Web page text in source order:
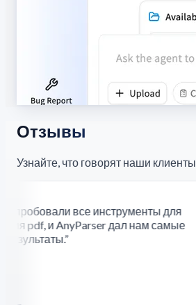
Отзывы
Узнайте, что говорят наши клиенты
все инструменты для
pdf, и AnyParser дал нам самые
”